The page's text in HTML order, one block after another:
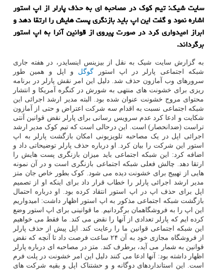
سایت شیک: تیم کوک در مصاحبه ای به حذف پارلر از اپ استور
اشاره نمود و گفت این اپ باید بازنگری پست هایش را ارتقا دهد و
ابراز امیدواری کرد در صورت پیروی از قوانین آنرا به اپ استور
برگرداند.
به گزارش سایت شیک به نقل از بیزینس اینسایدر، در هفته جاری
شبکه اجتماعی پارلر در اپ استور گوگل و اپل و همین طور
سرورهای وب آمازون حذف شد. دلیل این امر نقش پارلر در برنامه
ریزی برای خشونت های منتهی به شورش در کنگره آمریکا و انتشار
محتوای مروج خشونت عنوان شده بود. البته مدیر ارشد اجرائی این
شبکه اجتماعی نسبت به اقدام سه شرکت اعتراض و حتی از آمازون
شکایت و ادعا کرد عدم سرویس رسانی برای پارلر نقض قوانین آنتی
تراست (ضدانحصار) است. این درحالی است که تیم کوک مدیر ارشد
اجرائی اپل در یک مصاحبه تلویزیونی امکان بازگشت پارلر به اپ
استور این شرکت را بیان کرد. او درباره حذف پارلر توضیحاتی داد و
اضافه کرد: این شبکه اجتماعی باید میزان بازنگری پست هایش را
ارتقا دهد. چالش فعلی شبکه اجتماعی بازنگری است و در آن نمونه
هایی از تهییج برای خشونت دیده می شود. کوک بطور خاص جان متز
مدیر ارشد اجرائی پارلر را خطاب قرار داد برای اینکه او از تصمیم
اپل برای حذف اپ در اپ استور انتقاد کرده بود. او درباره احتمال
بازگشت شبکه اجتماعی مذکور به اپ استور اظهار داشت: امیدواریم
این اپ را به فروشگاهمان برگردانیم. ما قوانینی برای اپ استور وضع
کرده ایم که پارلر تعدادی از آنها را نقض می کند. ما فقط می خواهیم
این شبکه اجتماعی قوانین ما را رعایت کند. اپل پیش از حذف پارلر
از فروشگاه مجازی خود به آن ۲۴ ساعت فرصت داد تا آنچه که نقض
قوانین به شمار می آید، برطرف کند. متز در مصاحبه ای درباره پارلر
اظهار داشته بود: آنها ادعا می کنند دلیل این امر خشونت در پلت فرم
است. این استانداردهای دوگانه و و حشتناک اپل و بقیه شرکت های